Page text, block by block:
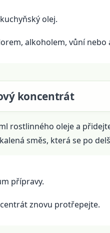
olej.
alkoholem, vůní
koncentrát
rostlinného oleje a
směs, která se po
přípravy.
znovu protřepejte.